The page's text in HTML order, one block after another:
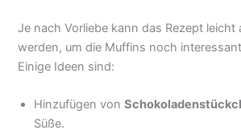
Je nach Vorliebe kann das Rezept leicht
werden, um die Muffins noch
Einige Ideen sind:
Hinzufügen von
Süße.